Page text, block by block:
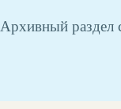
Архивный раздел